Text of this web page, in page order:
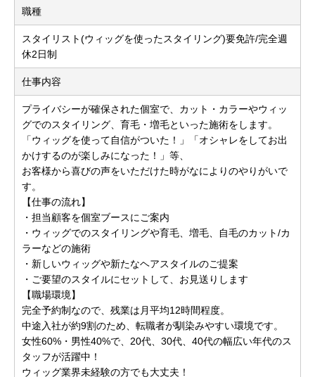
職種
スタイリスト(ウィッグを使ったスタイリング)要免許/完全週
休2日制
仕事内容
プライバシーが確保された個室で、カット・カラーやウィッ
グでのスタイリング、育毛・増毛といった施術をします。
「ウィッグを使って自信がついた！」「オシャレをしてお出
かけするのが楽しみになった！」等、
お客様から喜びの声をいただけた時がなによりのやりがいで
す。
【仕事の流れ】
・担当顧客を個室ブースにご案内
・ウィッグでのスタイリングや育毛、増毛、自毛のカット/カ
ラーなどの施術
・新しいウィッグや新たなヘアスタイルのご提案
・ご要望のスタイルにセットして、お見送りします
【職場環境】
完全予約制なので、残業は月平均12時間程度。
中途入社が約9割のため、転職者が馴染みやすい環境です。
女性60%・男性40%で、20代、30代、40代の幅広い年代のス
タッフが活躍中！
ウィッグ業界未経験の方でも大丈夫！